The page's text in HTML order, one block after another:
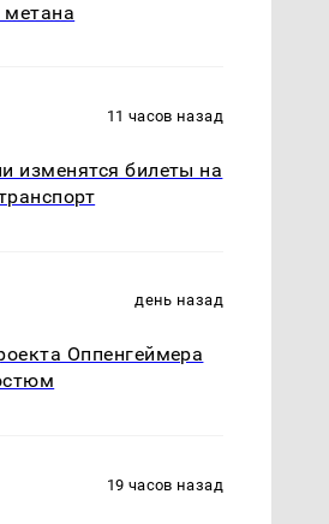
11 часов назад
изменятся билеты на
день назад
Оппенгеймера
19 часов назад